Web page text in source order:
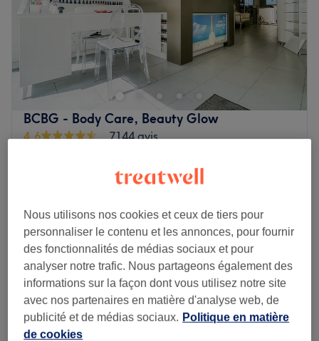
BCBG - Body Care, Beauty Glow
4,6
7144 avis
"Happy hours"
Dépose d'extensions de cils
Économisez jusqu'à 30%
Extensions de cils
1 h 15 min - 2 h
à partir de105 €
Économisez jusqu'à 30%
Forfait retouche
d'extensions de cils
30 min
à partir de136,50 €
Économisez jusqu'à 30%
Je veux en savoir plus
Nous utilisons nos cookies et ceux de tiers pour
personnaliser le contenu et les annonces, pour fournir
des fonctionnalités de médias sociaux et pour
analyser notre trafic. Nous partageons également des
informations sur la façon dont vous utilisez notre site
avec nos partenaires en matière d'analyse web, de
publicité et de médias sociaux. Politique en matière
de cookies